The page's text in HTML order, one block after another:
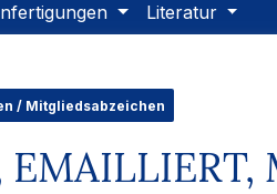
Literatur
/ Mitgliedsabzeichen